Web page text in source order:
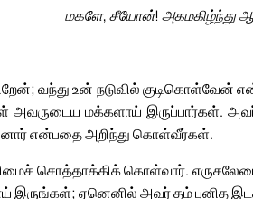
மகளே, சீயோன்! அகமகிழ்ந்து
வந்து உன் நடுவில் குடிகொள்வேன்
மக்களாய் இருப்பார்கள். அவர்
என்பதை அறிந்து கொள்வீர்கள்.
சொத்தாக்கிக் கொள்வார்.
ஏனெனில் அவர் தம் புனித